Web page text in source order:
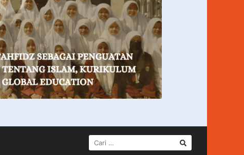
CARI
UNTUK: